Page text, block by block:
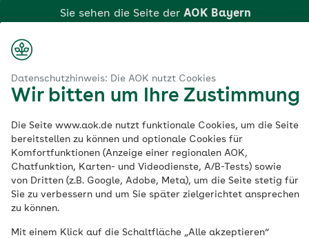
Datenschutzhinweis: Die AOK nutzt Cookies
Wir bitten um Ihre Zustimmung
Die Seite www.aok.de nutzt funktionale Cookies, um die Seite
bereitstellen zu können und optionale Cookies für
Komfortfunktionen (Anzeige einer regionalen AOK,
Chatfunktion, Karten- und Videodienste, A/B-Tests) sowie
von Dritten (z.B. Google, Adobe, Meta), um die Seite stetig für
Sie zu verbessern und um Sie später zielgerichtet ansprechen
zu können.
Mit einem Klick auf die Schaltfläche „Alle akzeptieren“
Hauptinhalt
springen
Sie sehen die Seite der AOK Bayern
Klicken Sie hier, wenn Sie zu einer anderen AOK
Bayern – Partner der
AOK Bayern